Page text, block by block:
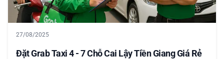
27/08/2025
Đặt Grab Taxi 4 - 7 Chỗ Cai Lậy Tiền Giang Giá Rẻ